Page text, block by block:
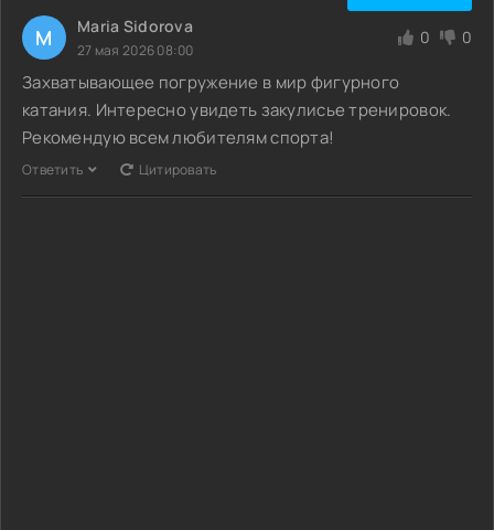
M Maria Sidorova
27 мая 2026 08:00
0 0
Захватывающее погружение в мир фигурного
катания. Интересно увидеть закулисье тренировок.
Рекомендую всем любителям спорта!
Ответить Цитировать